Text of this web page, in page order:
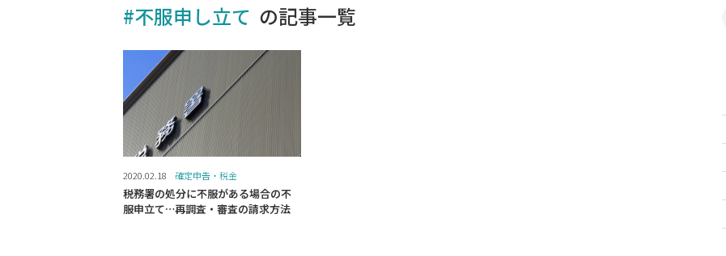
#不服申し立て の記事一覧
2020.02.18 確定申告・税金
税務署の処分に不服がある場合の不
服申立て…再調査・審査の請求方法